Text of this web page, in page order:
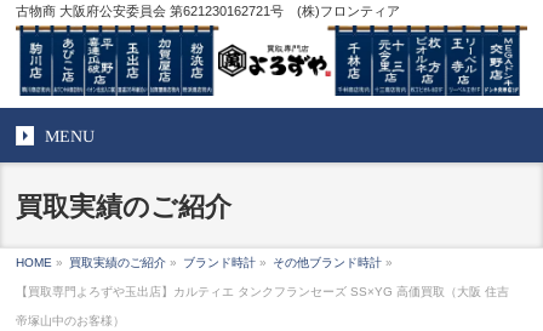
古物商 大阪府公安委員会 第621230162721号 (株)フロンティア
MENU
買取実績のご紹介
HOME » 買取実績のご紹介 » ブランド時計 » その他ブランド時計 »
【買取専門よろずや玉出店】カルティエ タンクフランセーズ SS×YG 高価買取（大阪 住吉
帝塚山中のお客様）